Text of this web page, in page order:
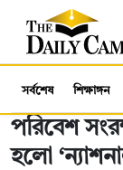
সর্বশেষ শিক্ষাঙ্গন
পরিবেশ
হলো